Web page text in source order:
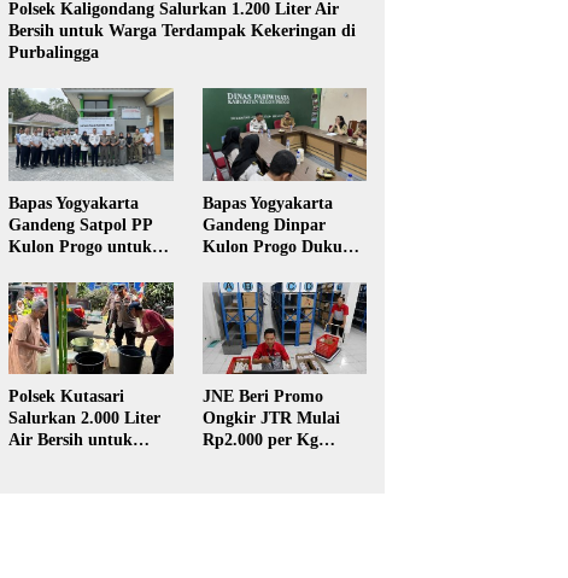
Polsek Kaligondang Salurkan 1.200 Liter Air
Bersih untuk Warga Terdampak Kekeringan di
Purbalingga
Bapas Yogyakarta
Gandeng Satpol PP
Kulon Progo untuk
Kerja Sosial
Bapas Yogyakarta
Gandeng Dinpar
Kulon Progo Dukung
Kerja Sosial dalam
KUHP Baru
Polsek Kutasari
Salurkan 2.000 Liter
Air Bersih untuk
JNE Beri Promo
Ongkir JTR Mulai
Rp2.000 per Kg